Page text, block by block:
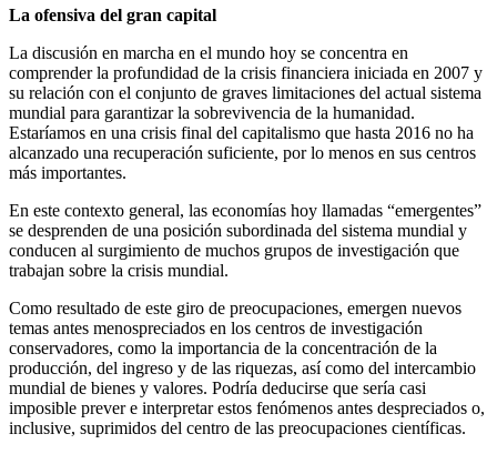
La ofensiva del gran capital
La discusión en marcha en el mundo hoy se concentra en
comprender la profundidad de la crisis financiera iniciada en 2007 y
su relación con el conjunto de graves limitaciones del actual sistema
mundial para garantizar la sobrevivencia de la humanidad.
Estaríamos en una crisis final del capitalismo que hasta 2016 no ha
alcanzado una recuperación suficiente, por lo menos en sus centros
más importantes.
En este contexto general, las economías hoy llamadas “emergentes”
se desprenden de una posición subordinada del sistema mundial y
conducen al surgimiento de muchos grupos de investigación que
trabajan sobre la crisis mundial.
Como resultado de este giro de preocupaciones, emergen nuevos
temas antes menospreciados en los centros de investigación
conservadores, como la importancia de la concentración de la
producción, del ingreso y de las riquezas, así como del intercambio
mundial de bienes y valores. Podría deducirse que sería casi
imposible prever e interpretar estos fenómenos antes despreciados o,
inclusive, suprimidos del centro de las preocupaciones científicas.